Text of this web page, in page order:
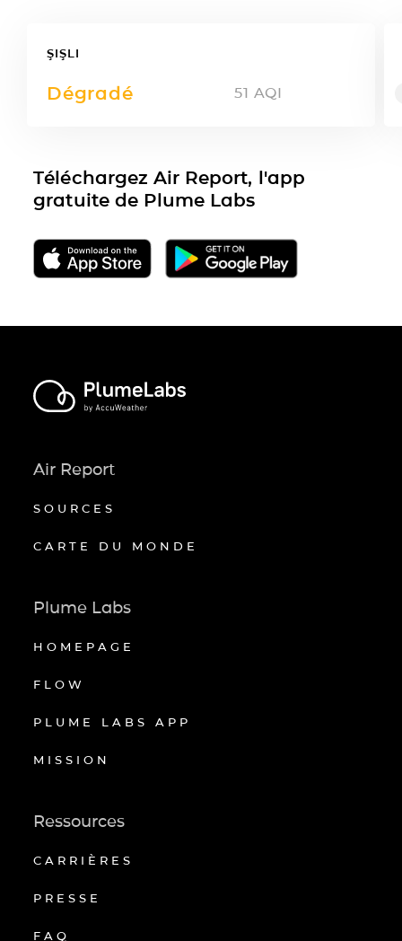
ŞIŞLI
Dégradé 51 AQI
Téléchargez Air Report, l'app
gratuite de Plume Labs
Air Report
SOURCES
CARTE DU MONDE
Plume Labs
HOMEPAGE
FLOW
PLUME LABS APP
MISSION
Ressources
CARRIÈRES
PRESSE
FAQ